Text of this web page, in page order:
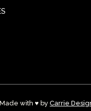
Made with ♥ byCarrie